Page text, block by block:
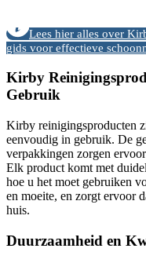
Lees hier alles over
gids voor effectieve
Kirby
Gebruik
Kirby reinigingsproducten
eenvoudig in gebruik. De
verpakkingen zorgen
Elk product komt met
hoe u het moet gebruiken
en moeite, en zorgt ervoor
huis.
Duurzaamheid en